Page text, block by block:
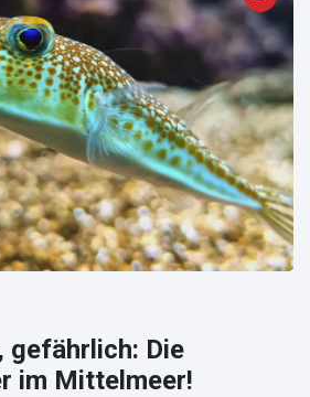
gefährlich: Die
im Mittelmeer!